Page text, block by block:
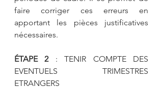
faire corriger ces erreurs en
apportant les pièces justificatives
nécessaires.
ÉTAPE 2 : TENIR COMPTE DES
EVENTUELS TRIMESTRES
ETRANGERS